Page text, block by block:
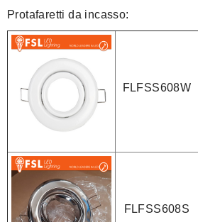
Protafaretti da incasso:
FLFSS608W
FLFSS608S